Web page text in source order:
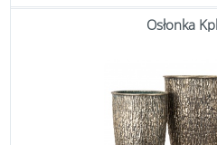
Osłonka